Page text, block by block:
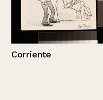
Corriente